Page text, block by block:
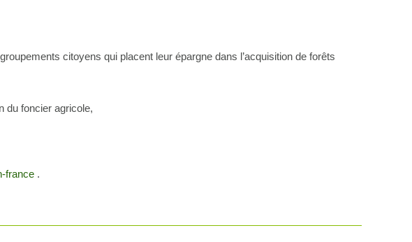
citoyens qui placent leur épargne dans l’acquisition de forêts
du foncier agricole,
france .